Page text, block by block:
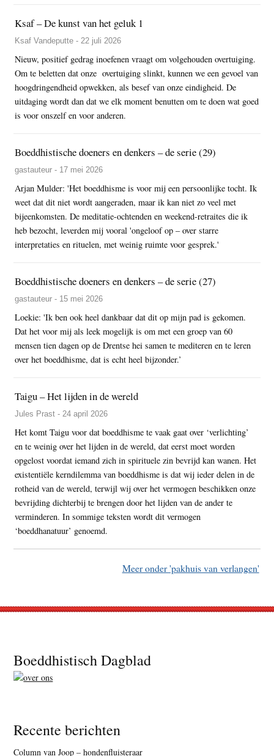
Ksaf – De kunst van het geluk 1
Ksaf Vandeputte - 22 juli 2026
Nieuw, positief gedrag inoefenen vraagt om volgehouden overtuiging.
Om te beletten dat onze overtuiging slinkt, kunnen we een gevoel van
hoogdringendheid opwekken, als besef van onze eindigheid. De
uitdaging wordt dan dat we elk moment benutten om te doen wat goed
is voor onszelf en voor anderen.
Boeddhistische doeners en denkers – de serie (29)
gastauteur - 17 mei 2026
Arjan Mulder: 'Het boeddhisme is voor mij een persoonlijke tocht. Ik
weet dat dit niet wordt aangeraden, maar ik kan niet zo veel met
bijeenkomsten. De meditatie-ochtenden en weekend-retraites die ik
heb bezocht, leverden mij vooral 'ongeloof op – over starre
interpretaties en rituelen, met weinig ruimte voor gesprek.'
Boeddhistische doeners en denkers – de serie (27)
gastauteur - 15 mei 2026
Loekie: 'Ik ben ook heel dankbaar dat dit op mijn pad is gekomen.
Dat het voor mij als leek mogelijk is om met een groep van 60
mensen tien dagen op de Drentse hei samen te mediteren en te leren
over het boeddhisme, dat is echt heel bijzonder.’
Taigu – Het lijden in de wereld
Jules Prast - 24 april 2026
Het komt Taigu voor dat boeddhisme te vaak gaat over ‘verlichting’
en te weinig over het lijden in de wereld, dat eerst moet worden
opgelost voordat iemand zich in spirituele zin bevrijd kan wanen. Het
existentiële kerndilemma van boeddhisme is dat wij ieder delen in de
rotheid van de wereld, terwijl wij over het vermogen beschikken onze
bevrijding dichterbij te brengen door het lijden van de ander te
verminderen. In sommige teksten wordt dit vermogen
‘boeddhanatuur’ genoemd.
Meer onder 'pakhuis van verlangen'
Footer
Boeddhistisch Dagblad
Recente berichten
Column van Joop – hondenfluisteraar